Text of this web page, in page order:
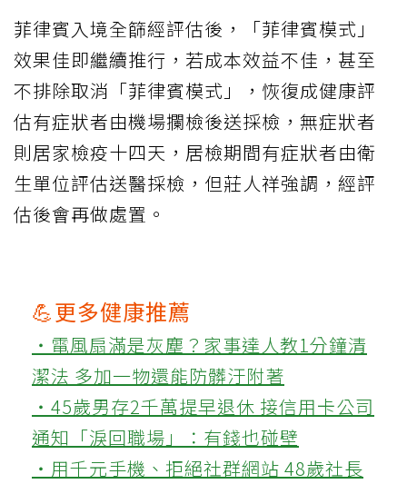
菲律賓入境全篩經評估後，「菲律賓模式」
效果佳即繼續推行，若成本效益不佳，甚至
不排除取消「菲律賓模式」，恢復成健康評
估有症狀者由機場攔檢後送採檢，無症狀者
則居家檢疫十四天，居檢期間有症狀者由衛
生單位評估送醫採檢，但莊人祥強調，經評
估後會再做處置。
💪更多健康推薦
‧電風扇滿是灰塵？家事達人教1分鐘清
潔法 多加一物還能防髒汙附著
‧45歲男存2千萬提早退休 接信用卡公司
通知「淚回職場」：有錢也碰壁
‧用千元手機、拒絕社群網站 48歲社長